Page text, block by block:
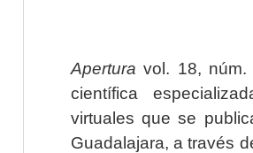
Apertura vol. 18,
científica
virtuales que se
Guadalajara, a través